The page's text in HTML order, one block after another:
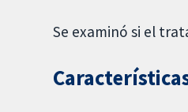
Se examinó si el